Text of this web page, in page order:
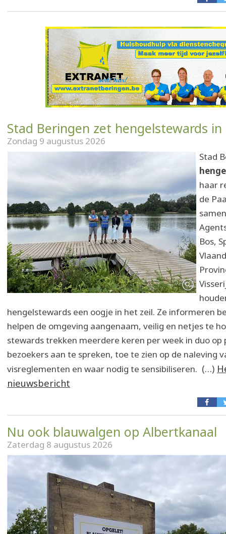
Stad Beringen zet hengelstewards in
Zondag 9 augustus 2026
Stad
haar
de
Bos,
hengelstewards een oogje in het zeil. Ze informeren
helpen de omgeving aangenaam, veilig en netjes te
stewards trekken meerdere keren per week in duo op
bezoekers aan te spreken, toe te zien op de naleving
visreglementen en waar nodig te sensibiliseren. (…)
nieuwsbericht
Nu ook blauwalgen op Albertkanaal
Zaterdag 8 augustus 2026